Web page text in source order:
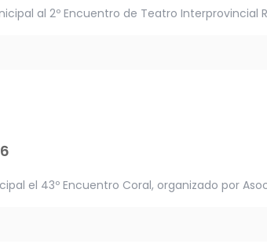
al 2º Encuentro de Teatro Interprovincial
el 43º Encuentro Coral, organizado por